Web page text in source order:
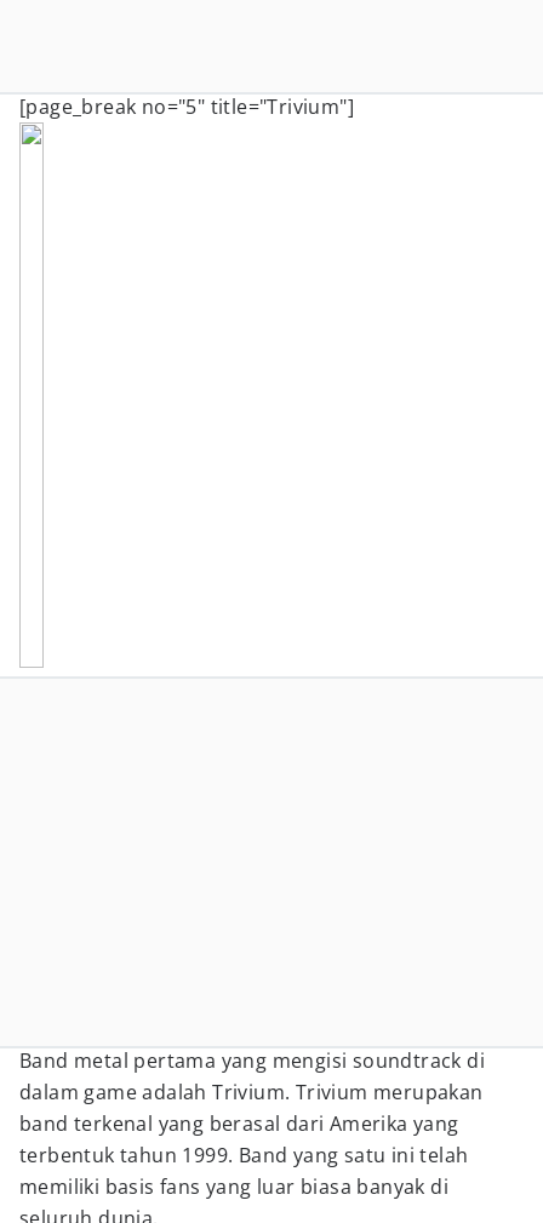
[page_break no="5" title="Trivium"]
Band metal pertama yang mengisi soundtrack di
dalam game adalah Trivium. Trivium merupakan
band terkenal yang berasal dari Amerika yang
terbentuk tahun 1999. Band yang satu ini telah
memiliki basis fans yang luar biasa banyak di